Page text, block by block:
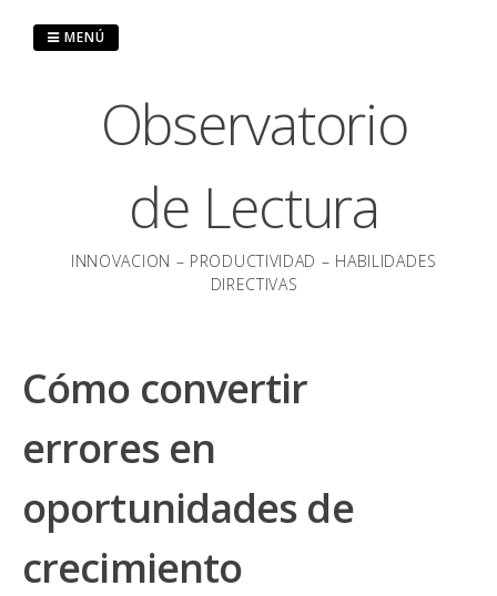
Observatorio
de Lectura
INNOVACION – PRODUCTIVIDAD – HABILIDADES
DIRECTIVAS
MENÚ
Cómo convertir
errores en
oportunidades de
crecimiento